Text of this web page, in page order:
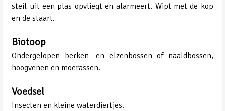
steil uit een plas opvliegt en alarmeert. Wipt met de kop
en de staart.
Biotoop
Ondergelopen berken- en elzenbossen of naaldbossen,
hoogvenen en moerassen.
Voedsel
Insecten en kleine waterdiertjes.